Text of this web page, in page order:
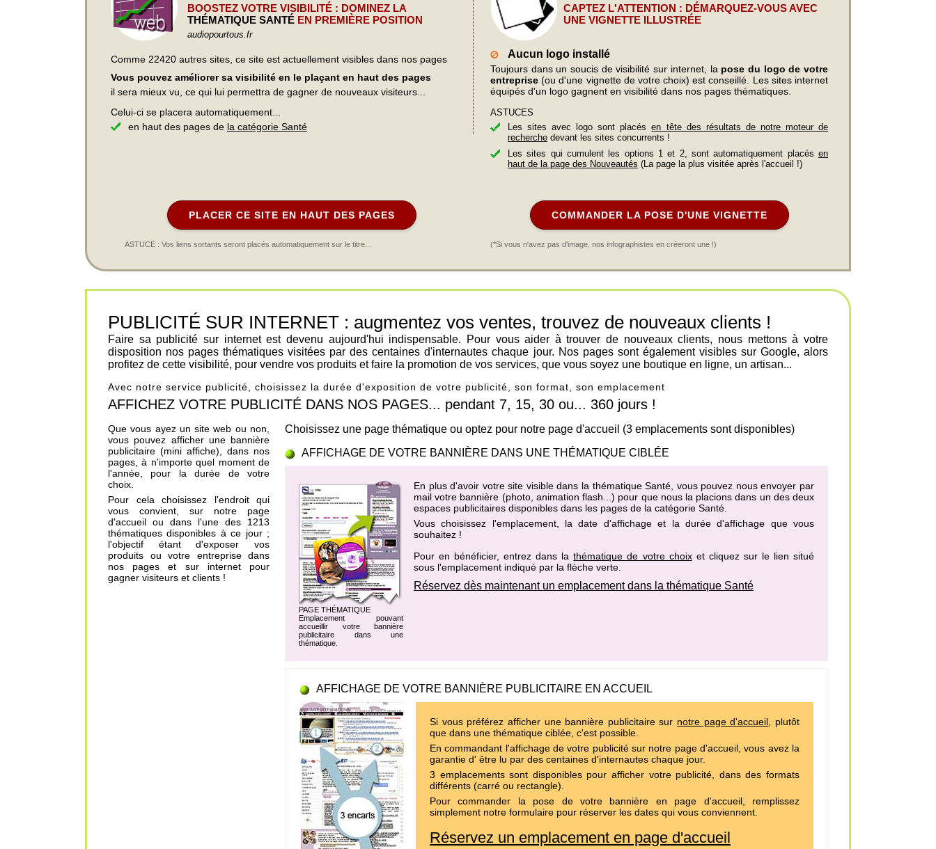
BOOSTEZ VOTRE VISIBILITÉ : DOMINEZ LA
THÉMATIQUE SANTÉ EN PREMIÈRE POSITION
audiopourtous.fr
Comme 22420 autres sites, ce site est actuellement visibles dans nos pages
Vous pouvez améliorer sa visibilité en le plaçant en haut des pages
il sera mieux vu, ce qui lui permettra de gagner de nouveaux visiteurs...
Celui-ci se placera automatiquement...
en haut des pages de la catégorie Santé
CAPTEZ L'ATTENTION : DÉMARQUEZ-VOUS AVEC
UNE VIGNETTE ILLUSTRÉE
Aucun logo installé
Toujours dans un soucis de visibilité sur internet, la pose du logo de votre
entreprise (ou d'une vignette de votre choix) est conseillé. Les sites internet
équipés d'un logo gagnent en visibilité dans nos pages thématiques.
ASTUCES
Les sites avec logo sont placésen tête des résultats de notre moteur de
recherche devant les sites concurrents !
Les sites qui cumulent les options 1 et 2, sont automatiquement placés en
haut de la page des Nouveautés (La page la plus visitée après l'accueil !)
PLACER CE SITE EN HAUT DES PAGES
ASTUCE : Vos liens sortants seront placés automatiquement sur le titre...
COMMANDER LA POSE D'UNE VIGNETTE
(*Si vous n'avez pas d'image, nos infographistes en créeront une !)
PUBLICITÉ SUR INTERNET : augmentez vos ventes, trouvez de nouveaux clients !
Faire sa publicité sur internet est devenu aujourd'hui indispensable. Pour vous aider à trouver de nouveaux clients, nous mettons à votre
disposition nos pages thématiques visitées par des centaines d'internautes chaque jour. Nos pages sont également visibles sur Google, alors
profitez de cette visibilité, pour vendre vos produits et faire la promotion de vos services, que vous soyez une boutique en ligne, un artisan...
Avec notre service publicité, choisissez la durée d'exposition de votre publicité, son format, son emplacement
AFFICHEZ VOTRE PUBLICITÉ DANS NOS PAGES... pendant 7, 15, 30 ou... 360 jours !
Que vous ayez un site web ou non,
vous pouvez afficher une bannière
publicitaire (mini affiche), dans nos
pages, à n'importe quel moment de
l'année, pour la durée de votre
choix.
Pour cela choisissez l'endroit qui
vous convient, sur notre page
d'accueil ou dans l'une des 1213
thématiques disponibles à ce jour ;
l'objectif étant d'exposer vos
produits ou votre entreprise dans
nos pages et sur internet pour
gagner visiteurs et clients !
Choisissez une page thématique ou optez pour notre page d'accueil (3 emplacements sont disponibles)
AFFICHAGE DE VOTRE BANNIÈRE DANS UNE THÉMATIQUE CIBLÉE
PAGE THÉMATIQUE
Emplacement pouvant
accueillir votre bannière
publicitaire dans une
thématique.
En plus d'avoir votre site visible dans la thématique Santé, vous pouvez nous envoyer par
mail votre bannière (photo, animation flash...) pour que nous la placions dans un des deux
espaces publicitaires disponibles dans les pages de la catégorie Santé
Vous choisissez l'emplacement, la date d'affichage et la durée d'affichage que vous
souhaitez !
Pour en bénéficier, entrez dans lathématique de votre choixet cliquez sur le lien situé
sous l'emplacement indiqué par la flèche verte.
Réservez dès maintenant un emplacement dans la thématique Santé
AFFICHAGE DE VOTRE BANNIÈRE PUBLICITAIRE EN ACCUEIL
Si vous préférez afficher une bannière publicitaire sur notre page d'accueil , plutôt
que dans une thématique ciblée, c'est possible.
En commandant l'affichage de votre publicité sur notre page d'accueil, vous avez la
garantie d' être lu par des centaines d'internautes chaque jour.
3 emplacements sont disponibles pour afficher votre publicité, dans des formats
différents (carré ou rectangle).
Pour commander la pose de votre bannière en page d'accueil, remplissez
simplement notre formulaire pour réserver les dates qui vous conviennent.
Réservez un emplacement en page d'accueil